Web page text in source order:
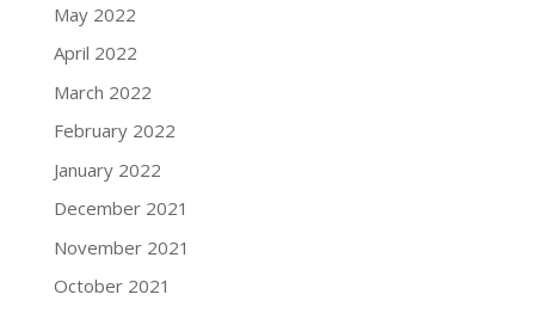
May 2022
April 2022
March 2022
February 2022
January 2022
December 2021
November 2021
October 2021